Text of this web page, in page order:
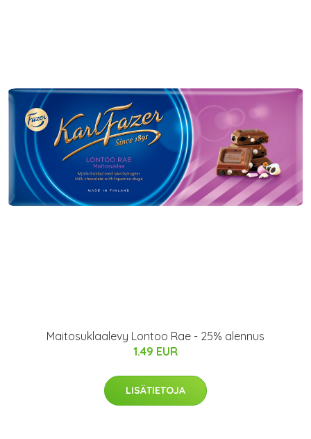
Maitosuklaalevy Lontoo Rae - 25% alennus
1.49 EUR
LISÄTIETOJA